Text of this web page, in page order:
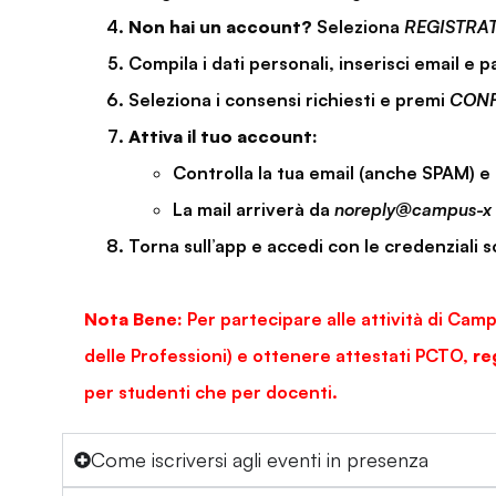
Non hai un account? Seleziona
Compila i dati personali, inserisci email e
Seleziona i consensi richiesti e premi
Attiva il tuo account:
Controlla la tua email (anche SPAM)
La mail arriverà da noreply@campus-
Torna sull’app e accedi con le credenziali
Nota Bene: Per partecipare alle attività di
delle Professioni) e ottenere attestati PCTO,
per studenti che per docenti.
Come iscriversi agli eventi in presenza